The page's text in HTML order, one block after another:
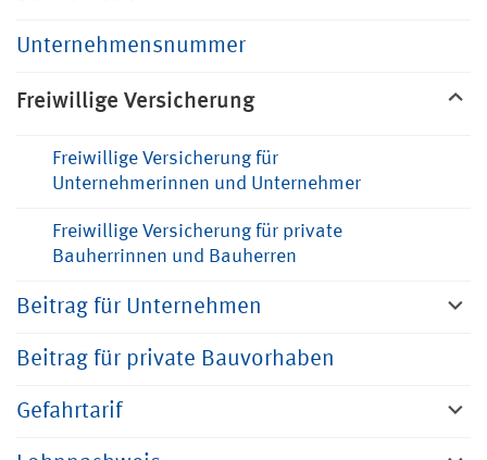
Unternehmensnummer
Freiwillige Versicherung
Freiwillige Versicherung für
Unternehmerinnen und Unternehmer
Freiwillige Versicherung für private
Bauherrinnen und Bauherren
Beitrag für Unternehmen
Beitrag für private Bauvorhaben
Gefahrtarif